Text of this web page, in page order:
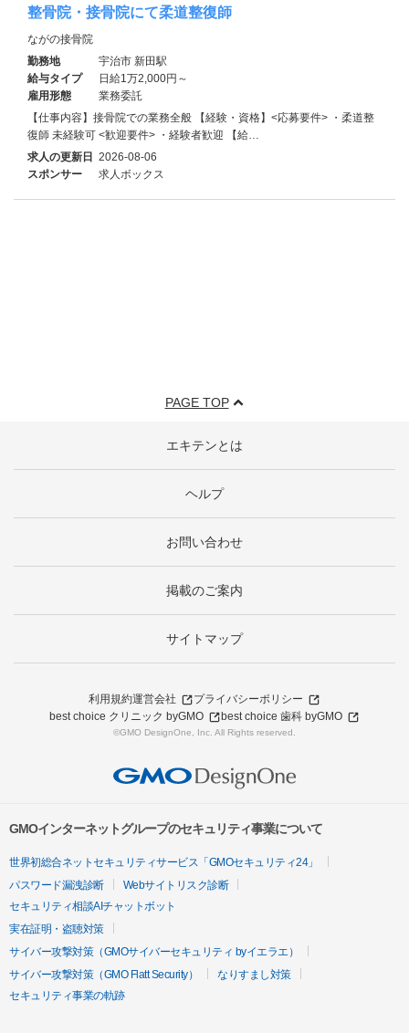
整骨院・接骨院にて柔道整復師
ながの接骨院
勤務地
宇治市 新田駅
給与タイプ
日給1万2,000円～
雇用形態
業務委託
【仕事内容】接骨院での業務全般 【経験・資格】<応募要件> ・柔道整
復師 未経験可 <歓迎要件> ・経験者歓迎 【給…
求人の更新日 2026-08-06
スポンサー
求人ボックス
PAGE TOP
エキテンとは
ヘルプ
お問い合わせ
掲載のご案内
サイトマップ
利用規約運営会社
プライバシーポリシー
best choice クリニック byGMO
best choice 歯科 byGMO
©GMO DesignOne, Inc. All Rights reserved.
GMOインターネットグループのセキュリティ事業について
世界初総合ネットセキュリティサービス「GMOセキュリティ24」
パスワード漏洩診断
Webサイトリスク診断
セキュリティ相談AIチャットボット
実在証明・盗聴対策
サイバー攻撃対策（GMOサイバーセキュリティ byイエラエ）
サイバー攻撃対策（GMO Flatt Security）
なりすまし対策
セキュリティ事業の軌跡